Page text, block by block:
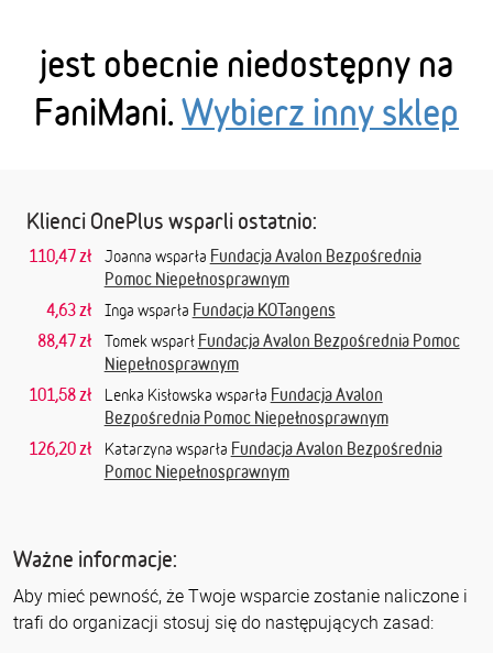
jest obecnie niedostępny na
FaniMani. Wybierz inny sklep
Klienci OnePlus wsparli ostatnio:
110,47 zł Joanna wsparła Fundacja Avalon Bezpośrednia
Pomoc Niepełnosprawnym
4,63 zł
Inga wsparła Fundacja KOTangens
88,47 zł
Tomek wsparł Fundacja Avalon Bezpośrednia Pomoc
Niepełnosprawnym
101,58 zł
Lenka Kisłowska wsparła Fundacja Avalon
Bezpośrednia Pomoc Niepełnosprawnym
126,20 zł
Katarzyna wsparła Fundacja Avalon Bezpośrednia
Pomoc Niepełnosprawnym
Ważne informacje:
Aby mieć pewność, że Twoje wsparcie zostanie naliczone i
trafi do organizacji stosuj się do następujących zasad: